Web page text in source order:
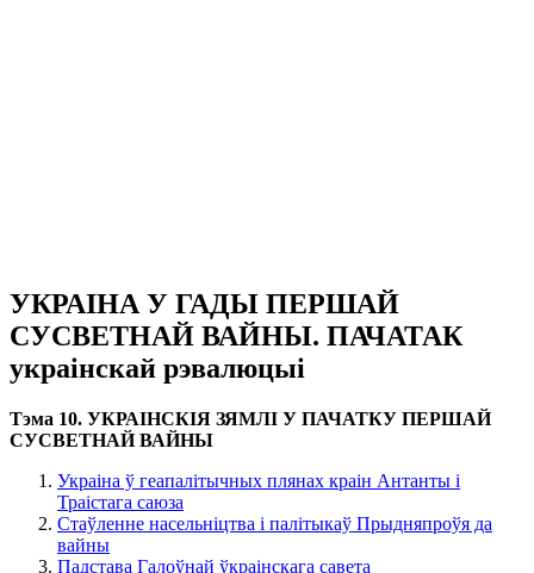
УКРАІНА У ГАДЫ ПЕРШАЙ
СУСВЕТНАЙ ВАЙНЫ. ПАЧАТАК
украінскай рэвалюцыі
Тэма 10. УКРАІНСКІЯ ЗЯМЛІ У ПАЧАТКУ ПЕРШАЙ
СУСВЕТНАЙ ВАЙНЫ
Украіна ў геапалітычных плянах краін Антанты і
Траістага саюза
Стаўленне насельніцтва і палітыкаў Прыдняпроўя да
вайны
Падстава Галоўнай ўкраінскага савета